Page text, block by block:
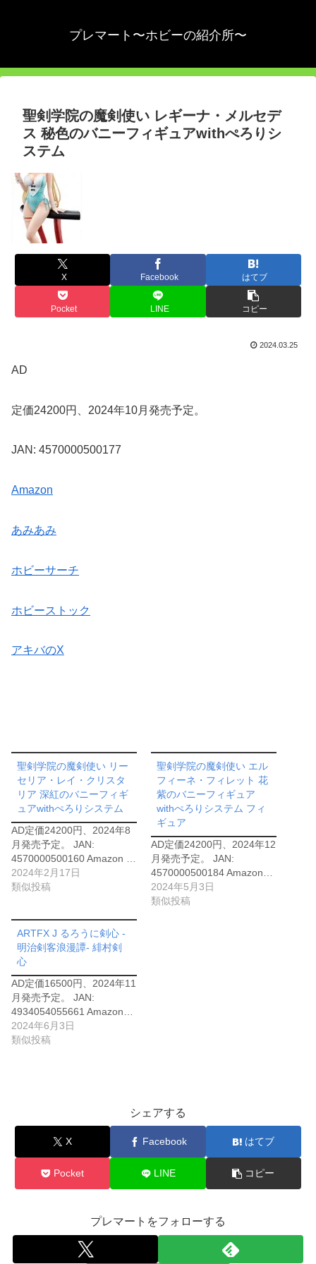
プレマート〜ホビーの紹介所〜
聖剣学院の魔剣使い レギーナ・メルセデ
ス 秘色のバニーフィギュアwithぺろりシ
ステム
X Facebook はてブ
Pocket LINE コピー
2024.03.25
AD
定価24200円、2024年10月発売予定。
JAN: 4570000500177
Amazon
あみあみ
ホビーサーチ
ホビーストック
アキバのX
聖剣学院の魔剣使い リー
セリア・レイ・クリスタ
リア 深紅のバニーフィギ
ュアwithぺろりシステム
AD定価24200円、2024年8
月発売予定。 JAN:
4570000500160 Amazon …
2024年2月17日
類似投稿
聖剣学院の魔剣使い エル
フィーネ・フィレット 花
紫のバニーフィギュア
withぺろりシステム フィ
ギュア
AD定価24200円、2024年12
月発売予定。 JAN:
4570000500184 Amazon…
2024年5月3日
類似投稿
ARTFX J るろうに剣心 -
明治剣客浪漫譚- 緋村剣
心
AD定価16500円、2024年11
月発売予定。 JAN:
4934054055661 Amazon…
2024年6月3日
類似投稿
シェアする
X Facebook はてブ
Pocket LINE コピー
プレマートをフォローする